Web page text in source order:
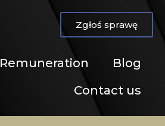
Zgłoś sprawę
Remuneration
Blog
Contact us